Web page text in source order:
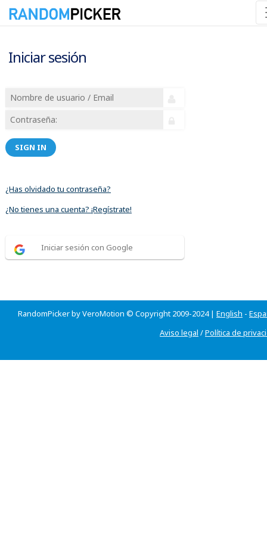
Iniciar sesión
SIGN IN
¿Has olvidado tu contraseña?
¿No tienes una cuenta? ¡Regístrate!
Iniciar sesión con Google
RandomPicker by VeroMotion © Copyright 2009-2024 | English -
Aviso legal /Política de